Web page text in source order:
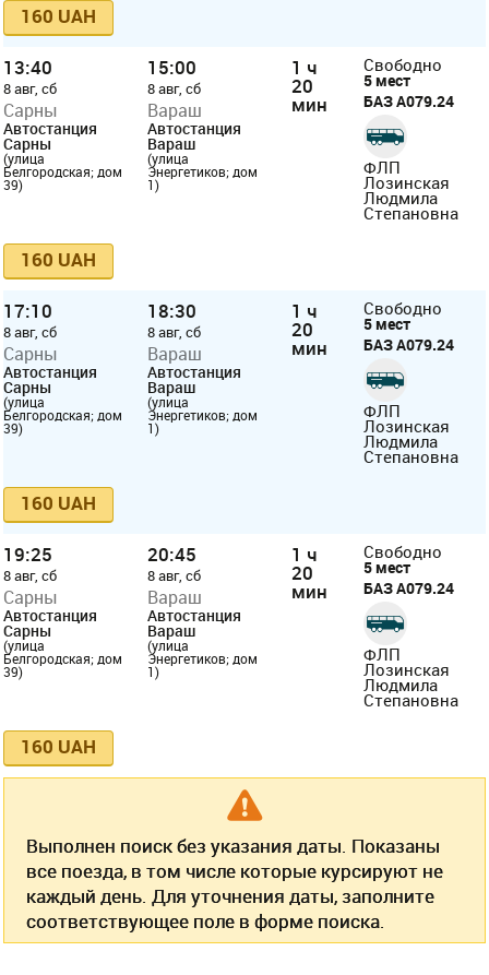
160 UAH
13:40
8 авг, сб
Сарны
Автостанция
Сарны
(улица
Белгородская; дом
39)
15:00
8 авг, сб
Вараш
Автостанция
Вараш
(улица
Энергетиков; дом
1)
1 ч
20
мин
Свободно
5 мест
БАЗ А079.24
ФЛП
Лозинская
Людмила
Степановна
160 UAH
17:10
8 авг, сб
Сарны
Автостанция
Сарны
(улица
Белгородская; дом
39)
18:30
8 авг, сб
Вараш
Автостанция
Вараш
(улица
Энергетиков; дом
1)
1 ч
20
мин
Свободно
5 мест
БАЗ А079.24
ФЛП
Лозинская
Людмила
Степановна
160 UAH
19:25
8 авг, сб
Сарны
Автостанция
Сарны
(улица
Белгородская; дом
39)
20:45
8 авг, сб
Вараш
Автостанция
Вараш
(улица
Энергетиков; дом
1)
1 ч
20
мин
Свободно
5 мест
БАЗ А079.24
ФЛП
Лозинская
Людмила
Степановна
160 UAH
Выполнен поиск без указания даты. Показаны
все поезда, в том числе которые курсируют не
каждый день. Для уточнения даты, заполните
соответствующее поле в форме поиска.